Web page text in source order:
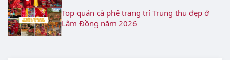
Top quán cà phê trang trí Trung thu đẹp ở
Lâm Đồng năm 2026